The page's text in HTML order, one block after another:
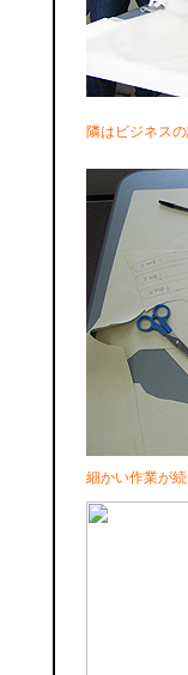
隣はビジネス
細かい作業が続